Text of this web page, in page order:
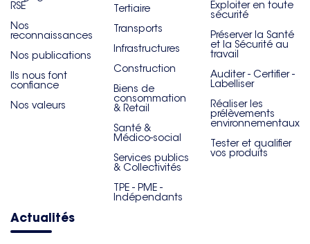
RSE
Nos
reconnaissances
Nos publications
Ils nous font
confiance
Nos valeurs
Tertiaire
Transports
Infrastructures
Construction
Biens de
consommation
& Retail
Santé &
Médico-social
Services publics
& Collectivités
TPE - PME -
Indépendants
Exploiter en toute
sécurité
Préserver la Santé
et la Sécurité au
travail
Auditer - Certifier -
Labelliser
Réaliser les
prélèvements
environnementaux
Tester et qualifier
vos produits
Actualités